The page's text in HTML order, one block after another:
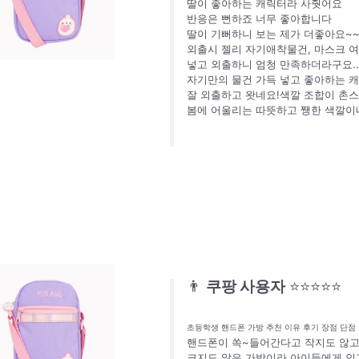
딸이 좋아하는 캐릭터라 사줫어요
반응은 뻔하죠 너무 좋아합니다
딸이 기뻐하니 보는 제가 더좋아요~~
외출시 젤리 자기애착물건, 마스크
넣고 외출하니 엄청 만족하더라구요
자기만의 물건 가득 넣고 좋아하는
잘 외출하고 왓네요!색깔 조합이 촌
봄에 어울리는 따뜻하고 쨍한 색깔이
👨 쿠팡 사용자 ⭐⭐⭐⭐⭐
초등학생 핸드폰 가방 추천 이유 후기 장점 단점
핸드폰이 쏙~들어간다고 작지도 않고